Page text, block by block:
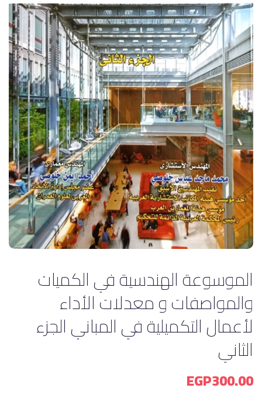
الموسوعة الهندسية في الكميات
والمواصفات و معدلات الأداء
لأعمال التكميلية في المباني الجزء
الثاني
EGP300.00